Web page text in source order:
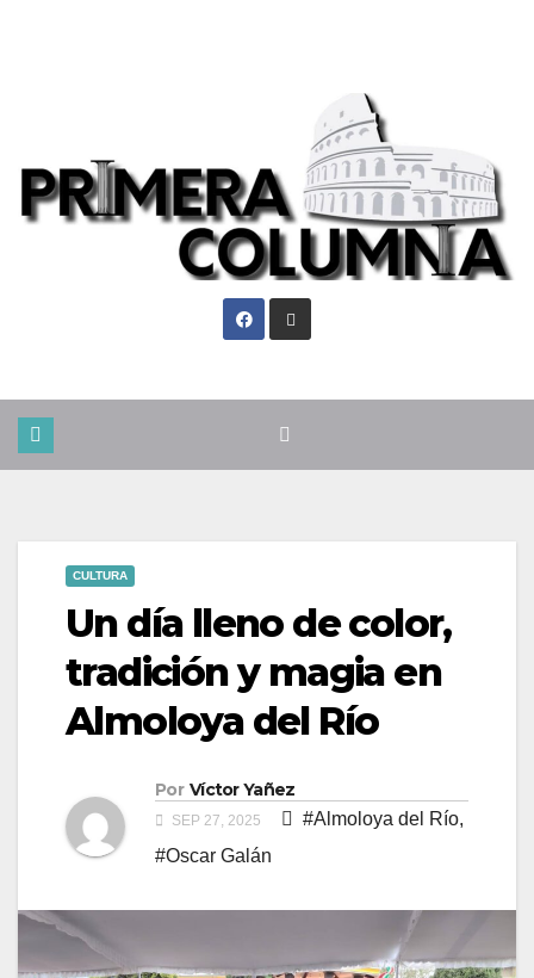
CULTURA
Un día lleno de color,
tradición y magia en
Almoloya del Río
Por Víctor Yañez
SEP 27, 2025 #Almoloya del Río,
#Oscar Galán